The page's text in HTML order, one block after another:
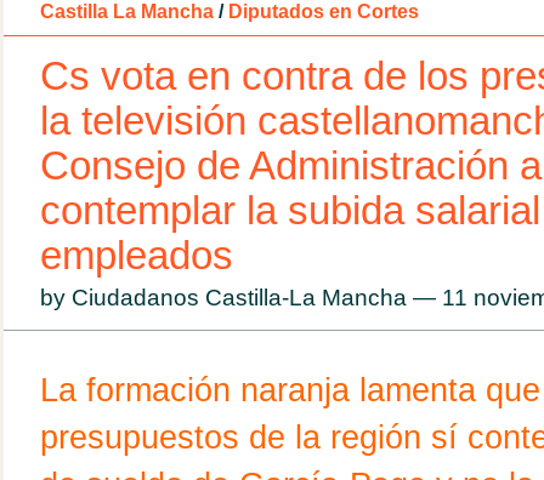
Castilla La Mancha / Diputados en Cortes
Cs vota en contra de los
la televisión
Consejo de Administración
contemplar la subida
empleados
by Ciudadanos Castilla-La Mancha — 11
La formación naranja lamenta
presupuestos de la región sí